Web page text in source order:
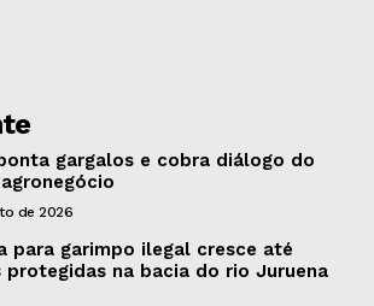
gargalos e cobra diálogo do
de 2026
para garimpo ilegal cresce até
protegidas na bacia do rio Juruena